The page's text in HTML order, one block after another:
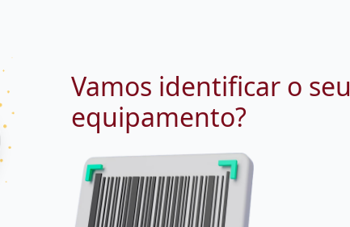
Vamos identificar o seu
equipamento?